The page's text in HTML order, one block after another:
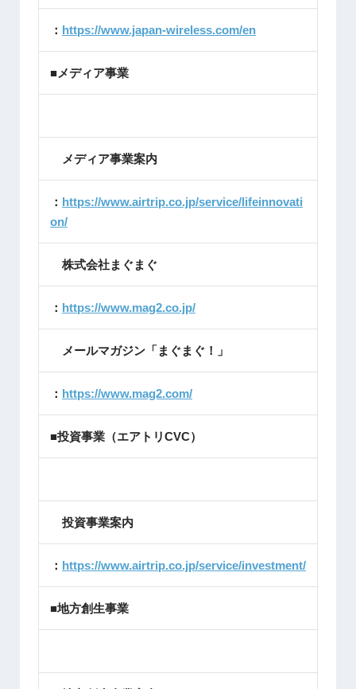
： https://www.japan-wireless.com/en
■メディア事業
メディア事業案内
： https://www.airtrip.co.jp/service/lifeinnovati
on/
株式会社まぐまぐ
： https://www.mag2.co.jp/
メールマガジン「まぐまぐ！」
： https://www.mag2.com/
■投資事業（エアトリCVC）
投資事業案内
： https://www.airtrip.co.jp/service/investment/
■地方創生事業